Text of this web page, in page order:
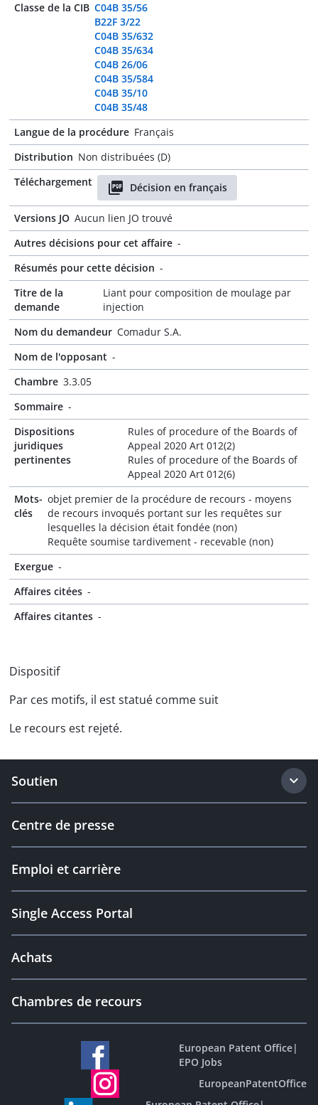
Classe de la CIB C04B 35/56
B22F 3/22
C04B 35/632
C04B 35/634
C04B 26/06
C04B 35/584
C04B 35/10
C04B 35/48
Langue de la procédure Français
Distribution Non distribuées (D)
Téléchargement
Décision en français
Versions JO Aucun lien JO trouvé
Autres décisions pour cet affaire -
Résumés pour cette décision -
Titre de la
demande
Liant pour composition de moulage par
injection
Nom du demandeur Comadur S.A.
Nom de l'opposant -
Chambre 3.3.05
Sommaire -
Dispositions
juridiques
pertinentes
Rules of procedure of the Boards of
Appeal 2020 Art 012(2)
Rules of procedure of the Boards of
Appeal 2020 Art 012(6)
Mots-
clés
objet premier de la procédure de recours - moyens
de recours invoqués portant sur les requêtes sur
lesquelles la décision était fondée (non)
Requête soumise tardivement - recevable (non)
Exergue -
Affaires citées -
Affaires citantes -
Dispositif
Par ces motifs, il est statué comme suit
Le recours est rejeté.
Soutien
Centre de presse
Emploi et carrière
Single Access Portal
Achats
Chambres de recours
European Patent Office|
EPO Jobs
EuropeanPatentOffice